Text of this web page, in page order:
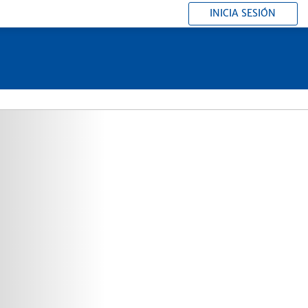
INICIA SESIÓN